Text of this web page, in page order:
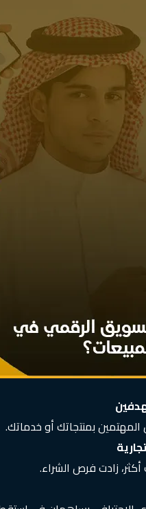
بمنتجاتك أو خدماتك.
زادت فرص الشراء.